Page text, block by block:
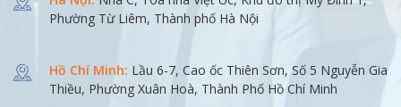
Phường Từ Liêm, Thành phố Hà Nội
Hồ Chí Minh: Lầu 6-7, Cao ốc Thiên Sơn, Số 5 Nguyễn Gia
Thiều, Phường Xuân Hoà, Thành Phố Hồ Chí Minh